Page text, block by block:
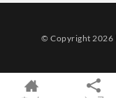
© Copyright 2026